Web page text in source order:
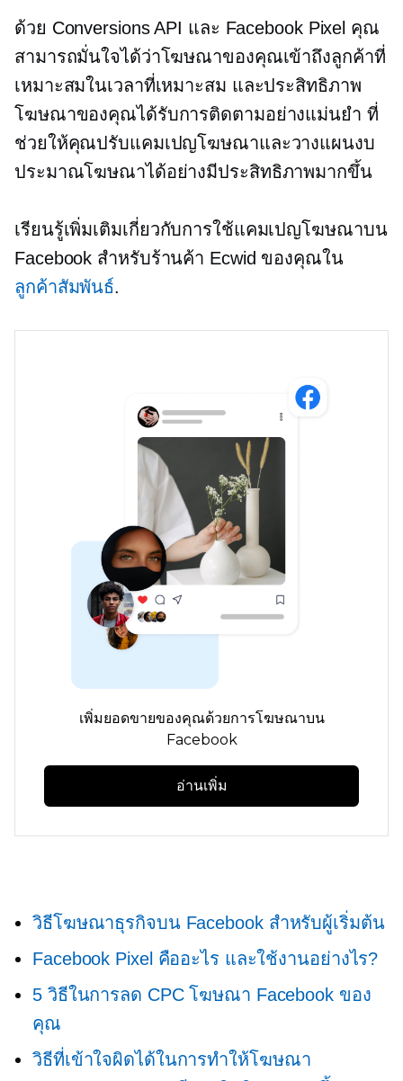
ด้วย Conversions API และ Facebook Pixel คุณ
สามารถมั่นใจได้ว่าโฆษณาของคุณเข้าถึงลูกค้าที่
เหมาะสมในเวลาที่เหมาะสม และประสิทธิภาพ
โฆษณาของคุณได้รับการติดตามอย่างแม่นยำ ที่
ช่วยให้คุณปรับแคมเปญโฆษณาและวางแผนงบ
ประมาณโฆษณาได้อย่างมีประสิทธิภาพมากขึ้น
เรียนรู้เพิ่มเติมเกี่ยวกับการใช้แคมเปญโฆษณาบน
Facebook สำหรับร้านค้า Ecwid ของคุณใน
ลูกค้าสัมพันธ์.
เพิ่มยอดขายของคุณด้วยการโฆษณาบน
Facebook
อ่านเพิ่ม
วิธีโฆษณาธุรกิจบน Facebook สำหรับผู้เริ่มต้น
Facebook Pixel คืออะไร และใช้งานอย่างไร?
5 วิธีในการลด CPC โฆษณา Facebook ของ
คุณ
วิธีที่เข้าใจผิดได้ในการทำให้โฆษณา